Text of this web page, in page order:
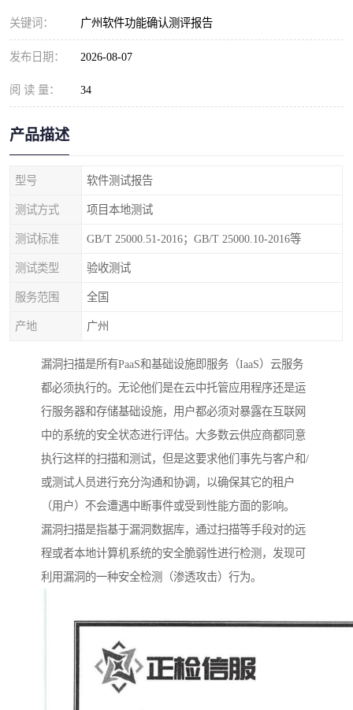
关键词： 广州软件功能确认测评报告
发布日期： 2026-08-07
阅 读 量： 34
产品描述
型号 软件测试报告
测试方式 项目本地测试
测试标准 GB/T 25000.51-2016；GB/T 25000.10-2016等
测试类型 验收测试
服务范围 全国
产地 广州
漏洞扫描是所有PaaS和基础设施即服务（IaaS）云服务
都必须执行的。无论他们是在云中托管应用程序还是运
行服务器和存储基础设施，用户都必须对暴露在互联网
中的系统的安全状态进行评估。大多数云供应商都同意
执行这样的扫描和测试，但是这要求他们事先与客户和/
或测试人员进行充分沟通和协调，以确保其它的租户
（用户）不会遭遇中断事件或受到性能方面的影响。
漏洞扫描是指基于漏洞数据库，通过扫描等手段对的远
程或者本地计算机系统的安全脆弱性进行检测，发现可
利用漏洞的一种安全检测（渗透攻击）行为。